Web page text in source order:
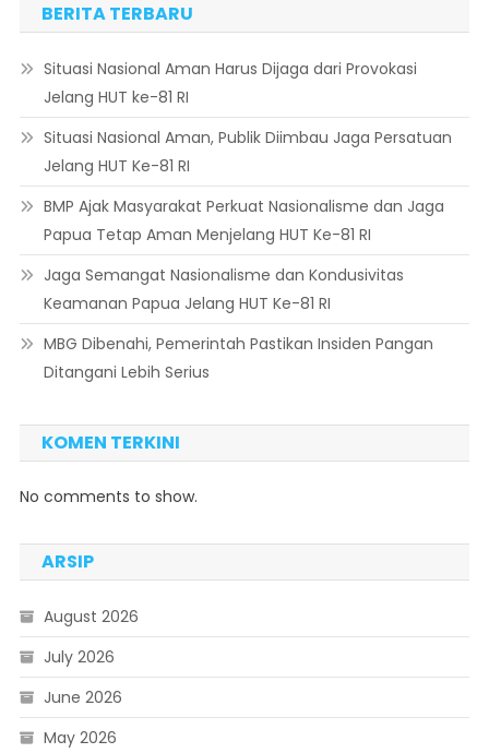
BERITA TERBARU
Situasi Nasional Aman Harus Dijaga dari Provokasi
Jelang HUT ke-81 RI
Situasi Nasional Aman, Publik Diimbau Jaga Persatuan
Jelang HUT Ke-81 RI
BMP Ajak Masyarakat Perkuat Nasionalisme dan Jaga
Papua Tetap Aman Menjelang HUT Ke-81 RI
Jaga Semangat Nasionalisme dan Kondusivitas
Keamanan Papua Jelang HUT Ke-81 RI
MBG Dibenahi, Pemerintah Pastikan Insiden Pangan
Ditangani Lebih Serius
KOMEN TERKINI
No comments to show.
ARSIP
August 2026
July 2026
June 2026
May 2026